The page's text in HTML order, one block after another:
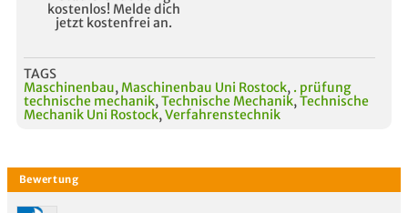
kostenlos! Melde dich
jetzt kostenfrei an.
TAGS
Maschinenbau, Maschinenbau Uni Rostock, . prüfung
technische mechanik, Technische Mechanik, Technische
Mechanik Uni Rostock, Verfahrenstechnik